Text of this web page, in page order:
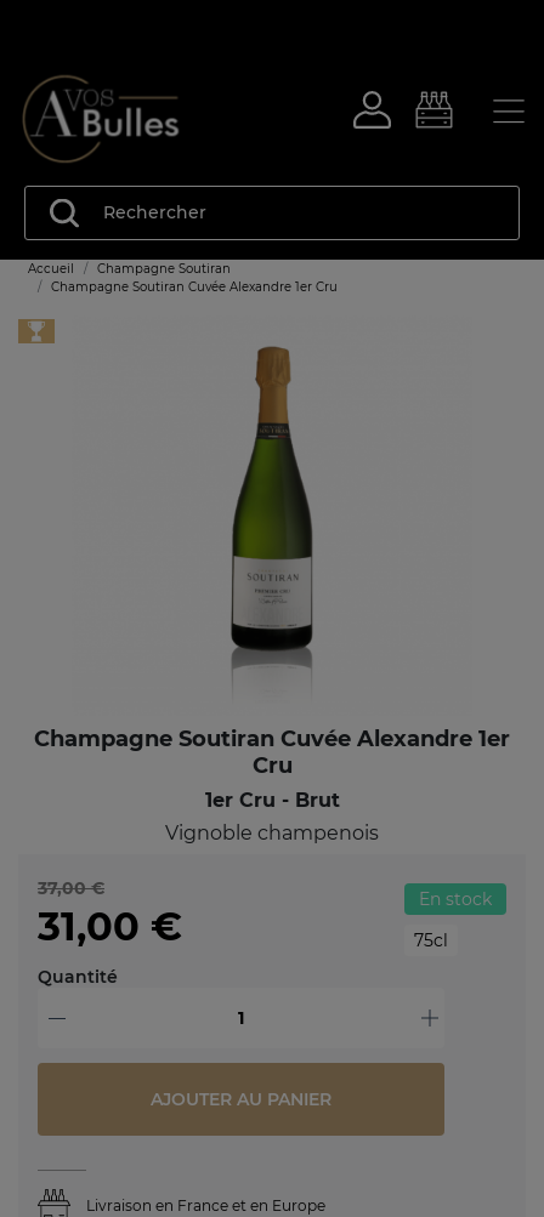
Accueil
Champagne Soutiran
Champagne Soutiran Cuvée Alexandre 1er Cru
Champagne Soutiran Cuvée Alexandre 1er
Cru
1er Cru - Brut
Vignoble champenois
37,00 €
31,00 €
En stock
75cl
Quantité
- +
AJOUTER AU PANIER
Livraison en France et en Europe